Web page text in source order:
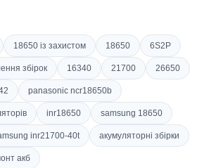
18650 із захистом 18650 6S2P
збірок 16340 21700 26650
panasonic ncr18650b
inr18650 samsung 18650
inr21700-40t акумуляторні збірки
акб